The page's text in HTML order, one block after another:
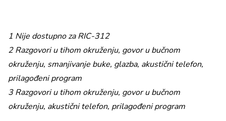
1 Nije dostupno za RIC-312
2 Razgovori u tihom okruženju, govor u bučnom
okruženju, smanjivanje buke, glazba, akustični telefon,
prilagođeni program
3 Razgovori u tihom okruženju, govor u bučnom
okruženju, akustični telefon, prilagođeni program